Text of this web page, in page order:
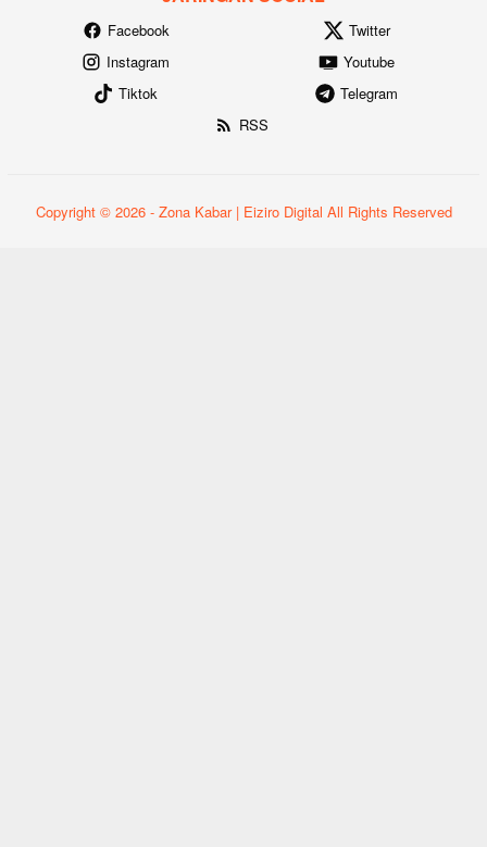
Facebook
Twitter
Instagram
Youtube
Tiktok
Telegram
RSS
Copyright © 2026 - Zona Kabar | Eiziro Digital All Rights Reserved